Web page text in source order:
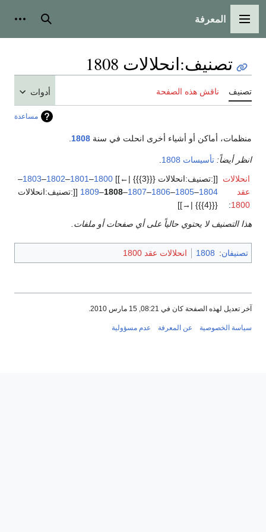
القائمة الرئيسية
المعرفة بحث
تصنيف:انحلالات 1808
تصنيف ناقش هذه الصفحة أدوات
مساعدة
منظمات، أماكن أو أشياء أخرى انحلت في سنة 1808
انظر أيضاً: تأسيسات 1808
انحلالات
عقد
1800
:
[[:تصنيف:انحلالات {{{3}}} |←]] 1800
–
1801
–
1802
–
1803
–
1804
–
1805
–
1806
–
1807
–
1808
–
1809 [[:تصنيف:انحلالات
{{{4}}} |→]]
هذا التصنيف لا يحتوي حالياً على أي صفحات أو ملفات.
تصنيفان:
1808 انحلالات عقد 1800
آخر تعديل لهذه الصفحة كان في 08:21, 15 مارس 2010.
سياسة الخصوصية عن المعرفة عدم مسؤولية